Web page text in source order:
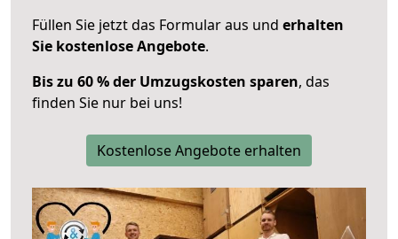
Füllen Sie jetzt das Formular aus und erhalten
Sie kostenlose Angebote.
Bis zu 60 % der Umzugskosten sparen, das
finden Sie nur bei uns!
Kostenlose Angebote erhalten